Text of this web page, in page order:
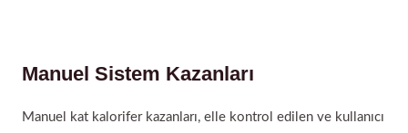
Manuel Sistem Kazanları
Manuel kat kalorifer kazanları, elle kontrol edilen ve kullanıcı